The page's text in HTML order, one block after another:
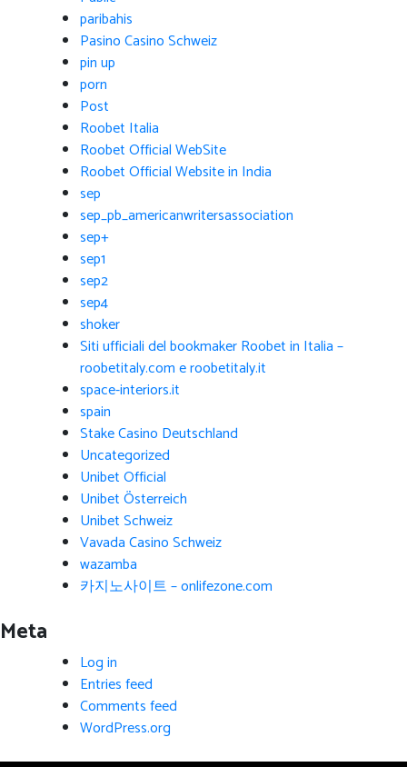
paribahis
Pasino Casino Schweiz
pin up
porn
Post
Roobet Italia
Roobet Official WebSite
Roobet Official Website in India
sep
sep_pb_americanwritersassociation
sep+
sep1
sep2
sep4
shoker
Siti ufficiali del bookmaker Roobet in Italia –
roobetitaly.com e roobetitaly.it
space-interiors.it
spain
Stake Casino Deutschland
Uncategorized
Unibet Official
Unibet Österreich
Unibet Schweiz
Vavada Casino Schweiz
wazamba
카지노사이트 – onlifezone.com
Meta
Log in
Entries feed
Comments feed
WordPress.org